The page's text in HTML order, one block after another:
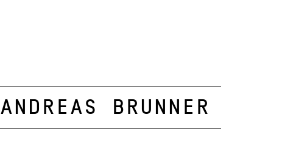
Andreas Brunner